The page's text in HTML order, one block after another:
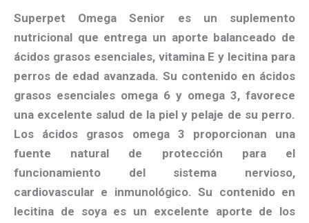
Superpet Omega Senior es un suplemento
nutricional que entrega un aporte balanceado de
ácidos grasos esenciales, vitamina E y lecitina para
perros de edad avanzada. Su contenido en ácidos
grasos esenciales omega 6 y omega 3, favorece
una excelente salud de la piel y pelaje de su perro.
Los ácidos grasos omega 3 proporcionan una
fuente natural de protección para el
funcionamiento del sistema nervioso,
cardiovascular e inmunológico. Su contenido en
lecitina de soya es un excelente aporte de los